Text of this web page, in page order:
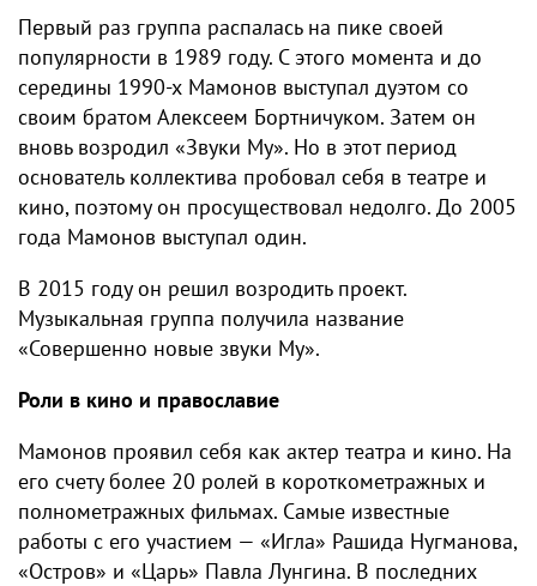
Первый раз группа распалась на пике своей
популярности в 1989 году. С этого момента и до
середины 1990-х Мамонов выступал дуэтом со
своим братом Алексеем Бортничуком. Затем он
вновь возродил «Звуки Му». Но в этот период
основатель коллектива пробовал себя в театре и
кино, поэтому он просуществовал недолго. До 2005
года Мамонов выступал один.
В 2015 году он решил возродить проект.
Музыкальная группа получила название
«Совершенно новые звуки Му».
Роли в кино и православие
Мамонов проявил себя как актер театра и кино. На
его счету более 20 ролей в короткометражных и
полнометражных фильмах. Самые известные
работы с его участием — «Игла» Рашида Нугманова,
«Остров» и «Царь» Павла Лунгина. В последних